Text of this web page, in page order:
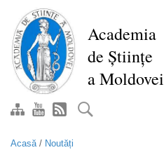
conţinutul
principal
Academia
de Științe
a Moldovei
Acasă/ Noutăți